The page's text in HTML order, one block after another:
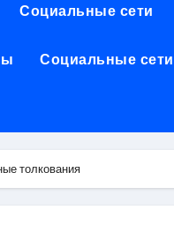
и критерии
правовой статус и
под рабочие
Социальные сети
Социальные сети
толкования